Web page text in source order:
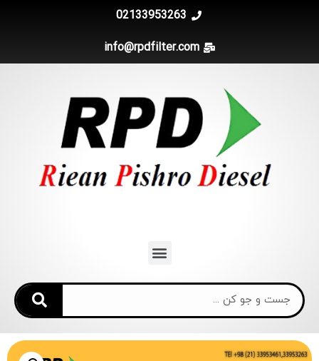
02133953263
info@rpdfilter.com